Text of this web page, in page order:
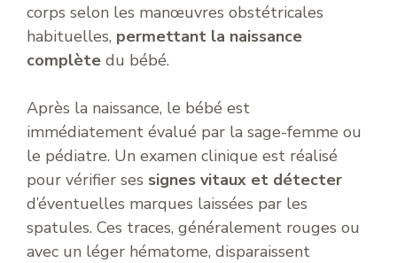
corps selon les manœuvres obstétricales
habituelles, permettant la naissance
complète du bébé.
Après la naissance, le bébé est
immédiatement évalué par la sage-femme ou
le pédiatre. Un examen clinique est réalisé
pour vérifier ses signes vitaux et détecter
d’éventuelles marques laissées par les
spatules. Ces traces, généralement rouges ou
avec un léger hématome, disparaissent